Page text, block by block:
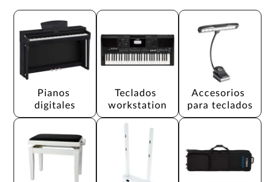
Pianos
digitales
Teclados
workstation
Accesorios
para teclados